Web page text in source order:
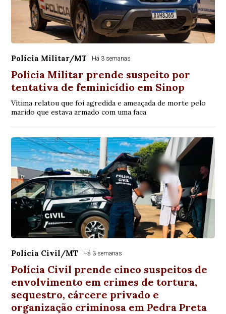
Polícia Militar/MT Há 3 semanas
Polícia Militar prende suspeito por
tentativa de feminicídio em Sinop
Vítima relatou que foi agredida e ameaçada de morte pelo
marido que estava armado com uma faca
Polícia Civil/MT Há 3 semanas
Polícia Civil prende cinco suspeitos de
envolvimento em crimes de tortura,
sequestro, cárcere privado e
organização criminosa em Pedra Preta